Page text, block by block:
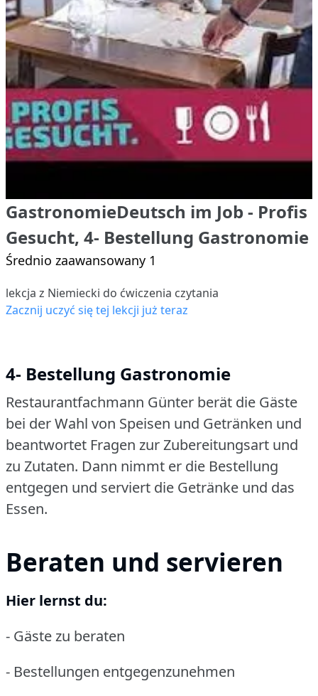
GastronomieDeutsch im Job - Profis
Gesucht, 4- Bestellung Gastronomie
Średnio zaawansowany 1
lekcja z Niemiecki do ćwiczenia czytania
Zacznij uczyć się tej lekcji już teraz
4- Bestellung Gastronomie
Restaurantfachmann Günter berät die Gäste
bei der Wahl von Speisen und Getränken und
beantwortet Fragen zur Zubereitungsart und
zu Zutaten. Dann nimmt er die Bestellung
entgegen und serviert die Getränke und das
Essen.
Beraten und servieren
Hier lernst du:
- Gäste zu beraten
- Bestellungen entgegenzunehmen